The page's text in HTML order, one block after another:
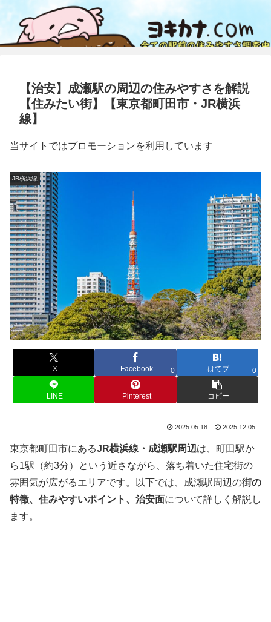
【治安】成瀬駅の周辺の住みやすさを解説
【住みたい街】【東京都町田市・JR横浜
線】
当サイトではプロモーションを利用しています
JR横浜線
X Facebook 0 はてブ 0
LINE Pinterest コピー
2025.05.18 2025.12.05
東京都町田市にあるJR横浜線・成瀬駅周辺は、町田駅か
ら1駅（約3分）という近さながら、落ち着いた住宅街の
雰囲気が広がるエリアです。以下では、成瀬駅周辺の街の
特徴、住みやすいポイント、治安面について詳しく解説し
ます。